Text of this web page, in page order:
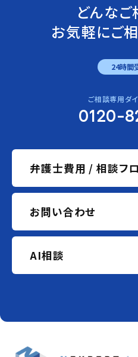
どんな
お気軽にご相
24時間
ご相談専用ダ
0120-
弁護士費用 / 相談フ
お問い合わせ
AI相談